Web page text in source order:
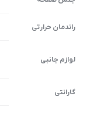
راندمان حرارتی
لوازم جانبی
گارانتی